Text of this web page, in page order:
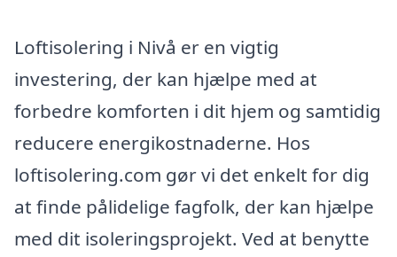
Loftisolering i Nivå er en vigtig
investering, der kan hjælpe med at
forbedre komforten i dit hjem og samtidig
reducere energikostnaderne. Hos
loftisolering.com gør vi det enkelt for dig
at finde pålidelige fagfolk, der kan hjælpe
med dit isoleringsprojekt. Ved at benytte